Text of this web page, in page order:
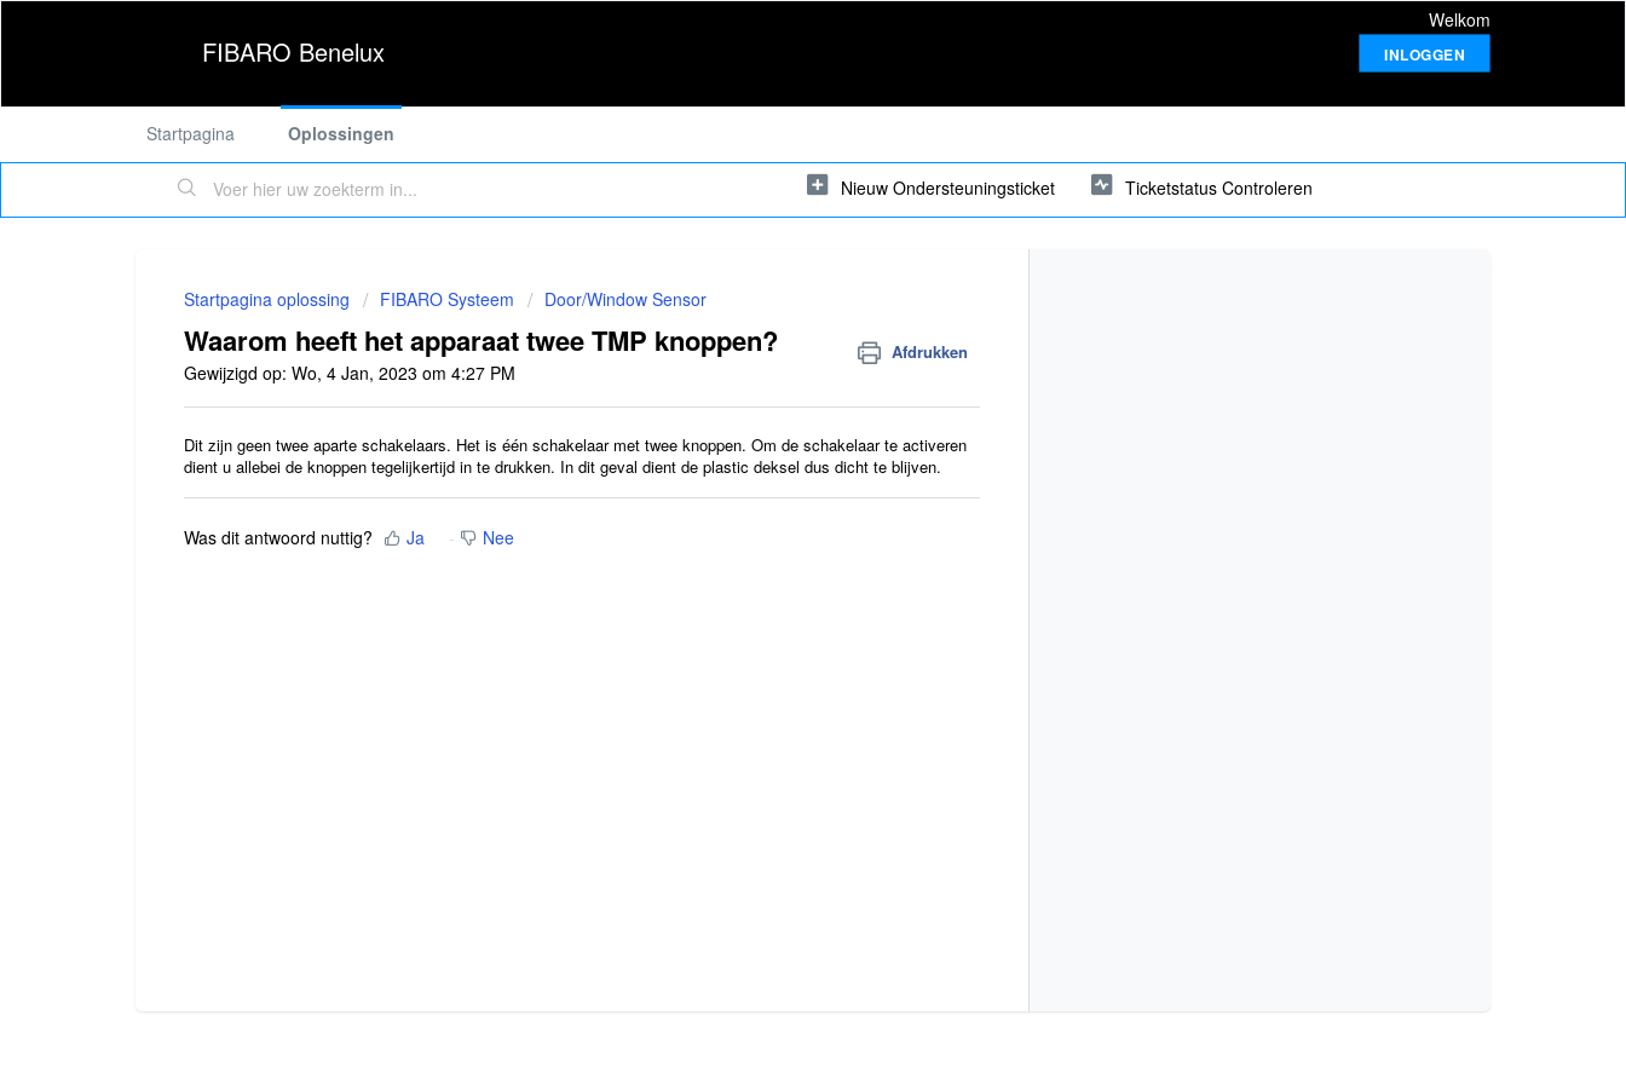
FIBARO Benelux
Welkom
INLOGGEN
Startpagina Oplossingen
Nieuw Ondersteuningsticket Ticketstatus Controleren
Startpagina oplossing FIBARO Systeem Door/Window Sensor
Waarom heeft het apparaat twee TMP knoppen? Afdrukken
Gewijzigd op: Wo, 4 Jan, 2023 om 4:27 PM
Dit zijn geen twee aparte schakelaars. Het is één schakelaar met twee knoppen. Om de schakelaar te activeren
dient u allebei de knoppen tegelijkertijd in te drukken. In dit geval dient de plastic deksel dus dicht te blijven.
Was dit antwoord nuttig? Ja Nee